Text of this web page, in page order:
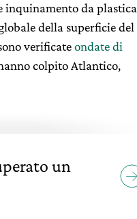
inquinamento da plastica
della superficie del
verificateondate di
colpito Atlantico,
un